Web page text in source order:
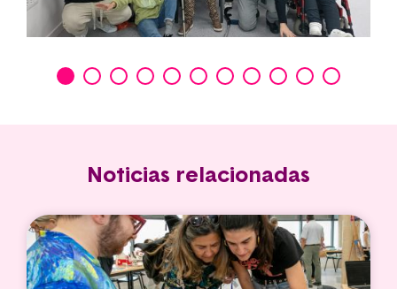
Noticias relacionadas